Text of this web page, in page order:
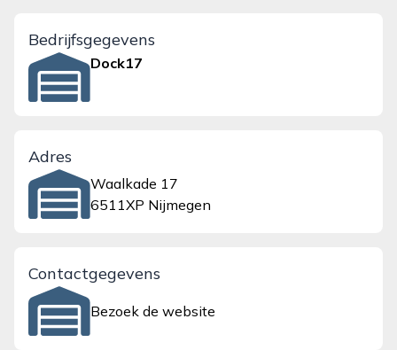
Bedrijfsgegevens
Dock17
Adres
Waalkade 17
6511XP Nijmegen
Contactgegevens
Bezoek de website